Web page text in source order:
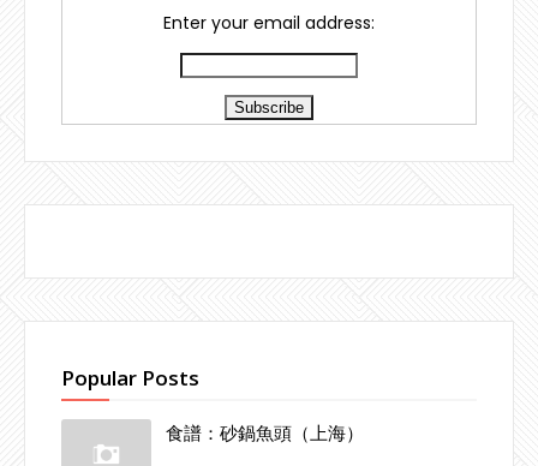
Enter your email address:
Popular Posts
食譜：砂鍋魚頭（上海）